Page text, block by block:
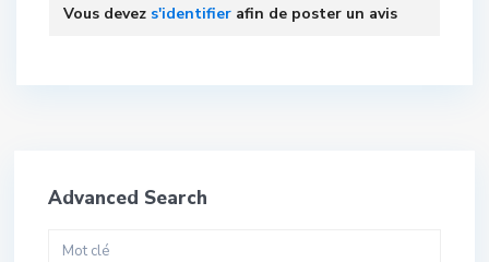
Vous devez s'identifier afin de poster un avis
Advanced Search